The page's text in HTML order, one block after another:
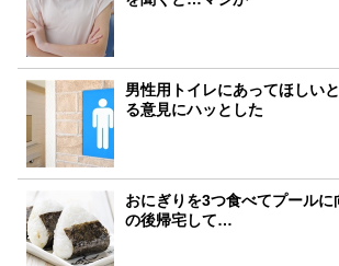
男性用トイレにあってほしい
る意見にハッとした
おにぎりを3つ食べてプール
の後帰宅して…